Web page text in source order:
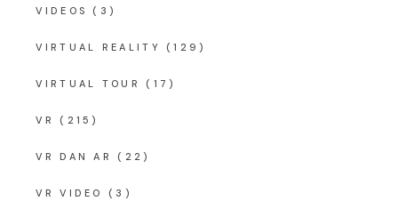
VIDEOS (3)
VIRTUAL REALITY (129)
VIRTUAL TOUR (17)
VR (215)
VR DAN AR (22)
VR VIDEO (3)